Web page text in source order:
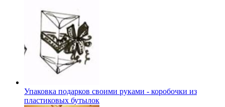
Упаковка подарков своими руками - коробочки из
пластиковых бутылок